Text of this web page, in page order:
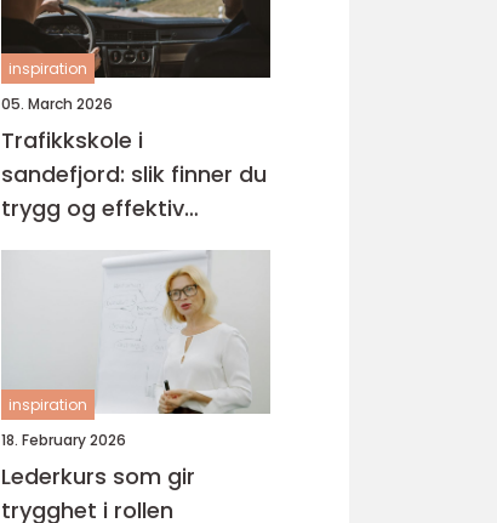
inspiration
05. March 2026
Trafikkskole i
sandefjord: slik finner du
trygg og effektiv
opplæring
inspiration
18. February 2026
Lederkurs som gir
trygghet i rollen